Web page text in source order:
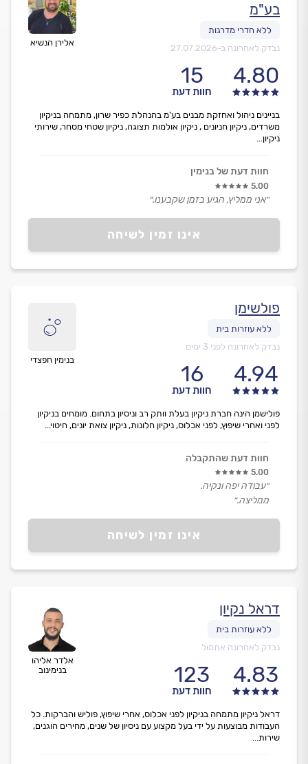
אלירן הנשיא
בע"מ
נבדק לאחרונה ב-27.07.2026
4.80
15
חוות דעת
אינו זמין לשיחה
בניינים ניהול ואחזקת מבנים בע'מ בהנהלת כפיר שרון, מתמחה בניקיון
משרדים, ניקיון חניונים , ניקיון אולמות תצוגה, ניקיון שטחי מסחר, שירותי
ניקיון...
חוות דעת של בנימין
5.00
״אני ממליץ, הגיע בזמן שקבענו.״
בנימין חפצדי
פולשימן
נבדק לאחרונה לפני 3 ימים
4.94
16
חוות דעת
אינו זמין לשיחה
פולישמן הינה חברת ניקיון בעלת וותק רב וניסיון בתחום. מומחים בניקיון
לפני ואחרי שיפוץ, לפני אכלוס, ניקיון חלונות, ניקיון צואת יונים, חיטוי...
חוות דעת שהתקבלה
5.00
״עבודה יפה ונקיה.
ממליצה.״
אלדר אליהו
בנימינוב
דראל נקיון
נבדק לאחרונה אתמול
4.83
123
חוות דעת
דראל ניקיון מתמחה בניקיון לפני אכלוס, אחרי שיפוץ, פוליש והברקות. כל
העבודות מבוצעות על ידי בעל מקצוע עם ניסיון של שנים, מחירים הוגנים,
שירות...